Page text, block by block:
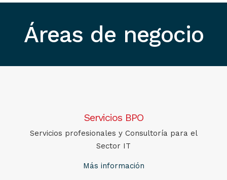
Áreas de negocio
Servicios BPO
Servicios profesionales y Consultoría para el
Sector IT
Más información